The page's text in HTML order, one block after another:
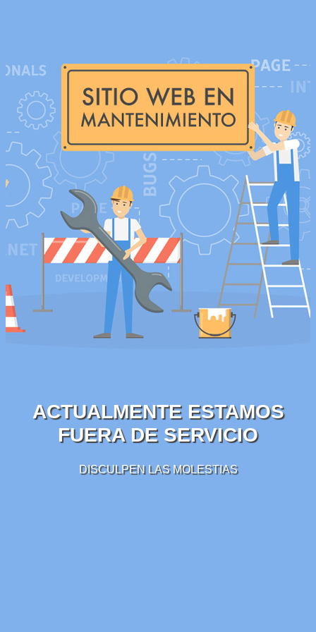
ACTUALMENTE ESTAMOS
FUERA DE SERVICIO
DISCULPEN LAS MOLESTIAS